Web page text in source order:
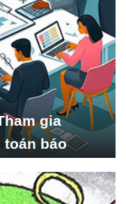
gia
toán báo